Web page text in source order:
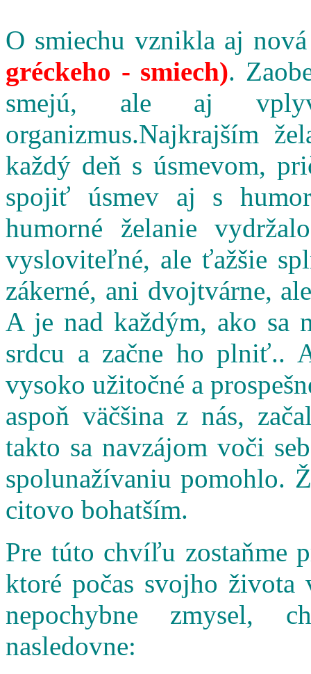
O smiechu vznikla aj
gréckeho - smiech).
smejú, ale aj
organizmus.Najkrajším
každý deň s úsmevom,
spojiť úsmev aj s
humorné želanie
vysloviteľné, ale ťažšie
zákerné, ani dvojtvárne,
A je nad každým, ako sa
srdcu a začne ho plniť..
vysoko užitočné a
aspoň väčšina z nás,
takto sa navzájom voči
spolunažívaniu pomohlo.
citovo bohatším.
Pre túto chvíľu zostaňme
ktoré počas svojho
nepochybne zmysel,
nasledovne: